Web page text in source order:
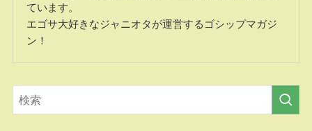
ています。
エゴサ大好きなジャニオタが運営するゴシップマガジ
ン！